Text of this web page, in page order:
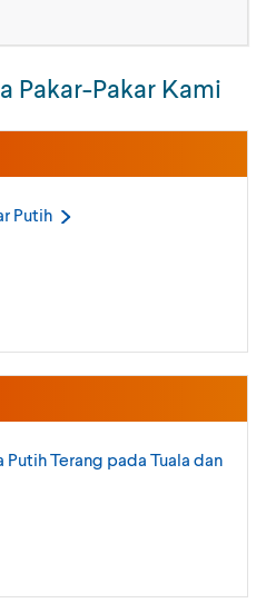
Pakar-Pakar Kami
Putih
Terang pada Tuala dan